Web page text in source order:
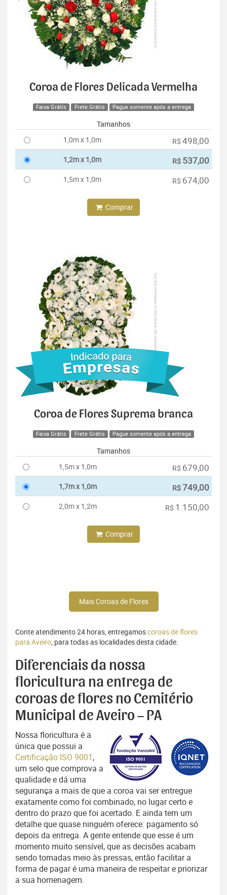
Coroa de Flores Delicada Vermelha
Faixa Grátis Frete Grátis Pague somente após a entrega
Tamanhos
1,0m x 1,0m
R$ 498,00
1,2m x 1,0m R$ 537,00
1,5m x 1,0m R$ 674,00
Comprar
Coroa de Flores Suprema branca
Faixa Grátis Frete Grátis Pague somente após a entrega
Tamanhos
1,5m x 1,0m
R$ 679,00
1,7m x 1,0m R$749,00
2,0m x 1,2m R$ 1.150,00
Comprar
Mais Coroas de Flores
Conte atendimento 24 horas, entregamoscoroas de flores
para Aveiro, para todas as localidades desta cidade.
Diferenciais da nossa
floricultura na entrega de
coroas de flores no Cemitério
Municipal de Aveiro – PA
Nossa floricultura é a
única que possui a
Certificação ISO 9001,
um selo que comprova a
qualidade e dá uma
segurança a mais de que a coroa vai ser entregue
exatamente como foi combinado, no lugar certo e
dentro do prazo que foi acertado. E ainda tem um
detalhe que quase ninguém oferece: pagamento só
depois da entrega. A gente entende que esse é um
momento muito sensível, que as decisões acabam
sendo tomadas meio às pressas, então facilitar a
forma de pagar é uma maneira de respeitar e priorizar
a sua homenagem.